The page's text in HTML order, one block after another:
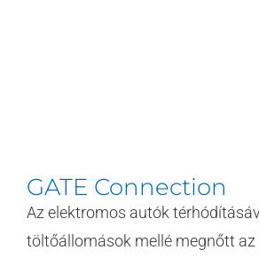
GATE Connection
Az elektromos autók
töltőállomások mellé megnőtt